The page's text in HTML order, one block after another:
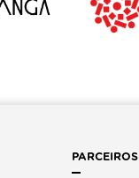
PARCEIROS